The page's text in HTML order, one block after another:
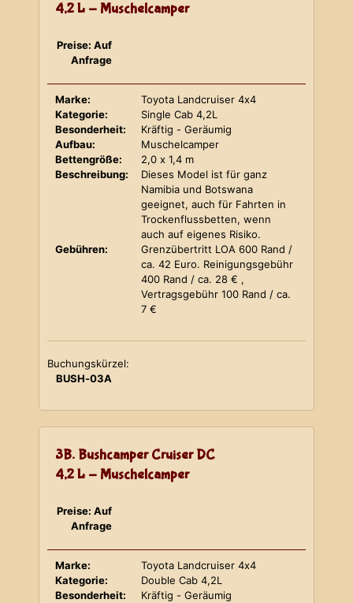
4,2 L - Muschelcamper
Preise: Auf
Anfrage
Marke:
Toyota Landcruiser 4x4
Kategorie:
Single Cab 4,2L
Besonderheit:
Kräftig - Geräumig
Aufbau:
Muschelcamper
Bettengröße:
2,0 x 1,4 m
Beschreibung:
Dieses Model ist für ganz
Namibia und Botswana
geeignet, auch für Fahrten in
Trockenflussbetten, wenn
auch auf eigenes Risiko.
Gebühren:
Grenzübertritt LOA 600 Rand /
ca. 42 Euro. Reinigungsgebühr
400 Rand / ca. 28 € ,
Vertragsgebühr 100 Rand / ca.
7 €
Buchungskürzel:
BUSH-03A
3B. Bushcamper Cruiser DC
4,2 L - Muschelcamper
Preise: Auf
Anfrage
Marke:
Toyota Landcruiser 4x4
Kategorie:
Double Cab 4,2L
Besonderheit:
Kräftig - Geräumig